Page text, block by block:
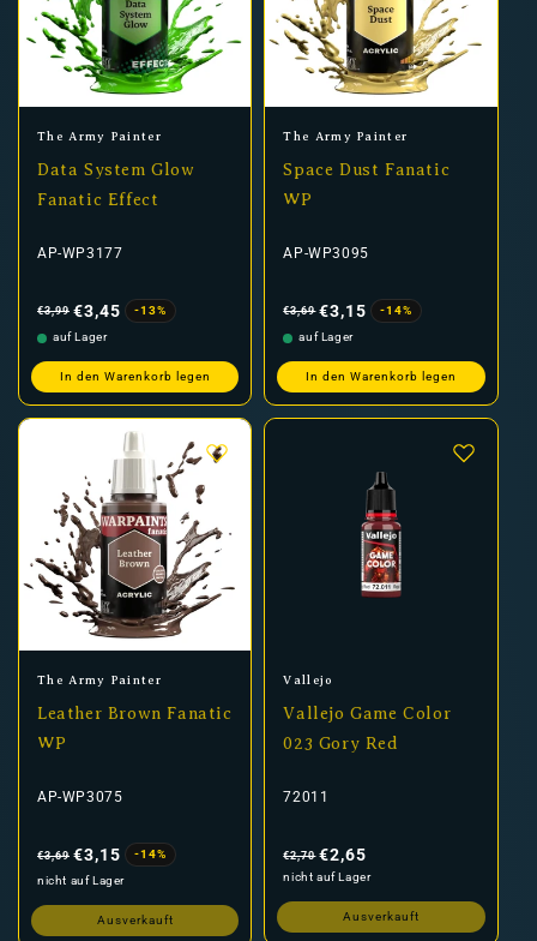
Anbieter:
The Army Painter
Data System Glow
Fanatic Effect
AP-WP3177
Preis
€3,99 €3,45
-13%
auf Lager
In den Warenkorb legen
Anbieter:
The Army Painter
Space Dust Fanatic
WP
AP-WP3095
Preis
€3,69 €3,15
-14%
auf Lager
In den Warenkorb legen
Anbieter:
The Army Painter
Leather Brown Fanatic
WP
AP-WP3075
Preis
€3,69 €3,15
-14%
nicht auf Lager
Ausverkauft
Anbieter:
Vallejo
Vallejo Game Color
023 Gory Red
72011
Preis
€2,70 €2,65
nicht auf Lager
Ausverkauft